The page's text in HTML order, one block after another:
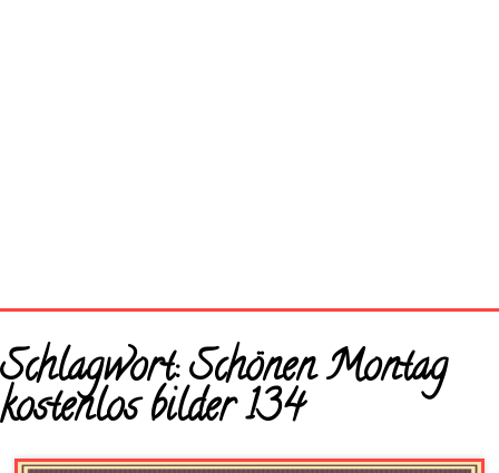
Startseite
Neue Bilder
Schlagwort:Schönen Montag
kostenlos bilder 134